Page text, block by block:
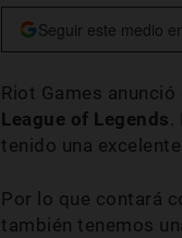
Seguir este medio
Riot Games anunció
League of Legends
tenido una
Por lo que contará
también tenemos